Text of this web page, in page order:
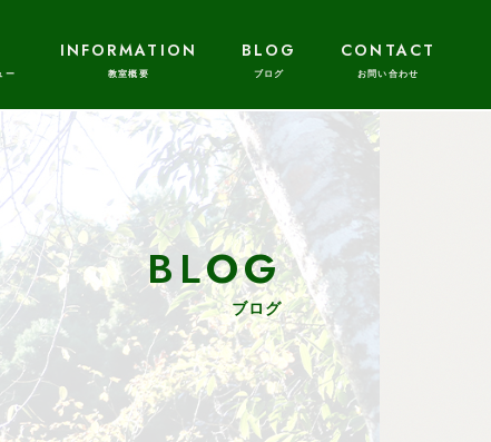
INFORMATION BLOG CONTACT
BLOG
ブログ